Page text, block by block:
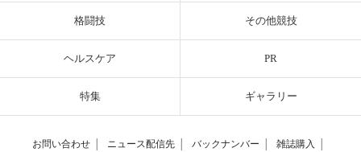
格闘技 その他競技
ヘルスケア PR
特集 ギャラリー
お問い合わせ ニュース配信先 バックナンバー 雑誌購入